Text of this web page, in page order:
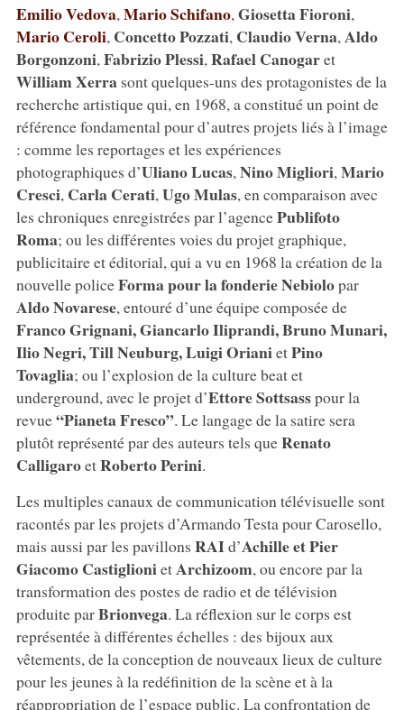
Emilio Vedova, Mario Schifano, Giosetta Fioroni,
Mario Ceroli, Concetto Pozzati, Claudio Verna, Aldo
Borgonzoni, Fabrizio Plessi, Rafael Canogaret
William Xerra sont quelques-uns des protagonistes de la
recherche artistique qui, en 1968, a constitué un point de
référence fondamental pour d’autres projets liés à l’image
: comme les reportages et les expériences
photographiques d’Uliano Lucas, Nino Migliori, Mario
Cresci, Carla Cerati, Ugo Mulas, en comparaison avec
les chroniques enregistrées par l’agencePublifoto
Roma; ou les différentes voies du projet graphique,
publicitaire et éditorial, qui a vu en 1968 la création de la
nouvelle policeForma pour la fonderie Nebiolopar
Aldo Novarese, entouré d’une équipe composée de
Franco Grignani, Giancarlo Iliprandi, Bruno Munari,
Ilio Negri, Till Neuburg, Luigi OrianietPino
Tovaglia; ou l’explosion de la culture beat et
underground, avec le projet d’Ettore Sottsasspour la
revue“Pianeta Fresco”. Le langage de la satire sera
plutôt représenté par des auteurs tels queRenato
CalligaroetRoberto Perini.
Les multiples canaux de communication télévisuelle sont
racontés par les projets d’Armando Testa pour Carosello,
mais aussi par les pavillons RAId’Achille et Pier
Giacomo CastiglionietArchizoom, ou encore par la
transformation des postes de radio et de télévision
produite parBrionvega. La réflexion sur le corps est
représentée à différentes échelles : des bijoux aux
vêtements, de la conception de nouveaux lieux de culture
pour les jeunes à la redéfinition de la scène et à la
réappropriation de l’espace public. La confrontation de